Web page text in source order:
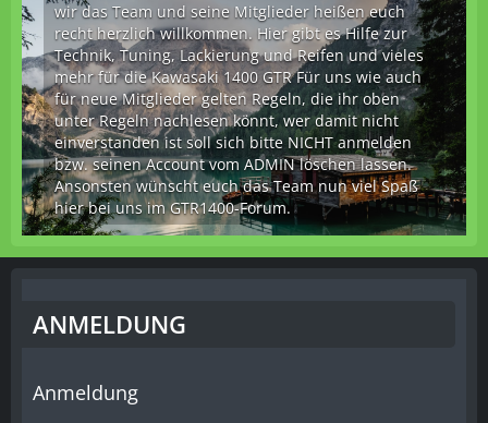
wir das Team und seine Mitglieder heißen euch
recht herzlich willkommen. Hier gibt es Hilfe zur
Technik, Tuning, Lackierung und Reifen und vieles
mehr für die Kawasaki 1400 GTR Für uns wie auch
für neue Mitglieder gelten Regeln, die ihr oben
unter Regeln nachlesen könnt, wer damit nicht
einverstanden ist soll sich bitte NICHT anmelden
bzw. seinen Account vom ADMIN löschen lassen.
Ansonsten wünscht euch das Team nun viel Spaß
hier bei uns im GTR1400-Forum.
ANMELDUNG
Anmeldung